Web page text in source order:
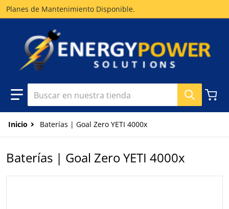
Planes de Mantenimiento Disponible.
Buscar en nuestra tienda
Inicio Baterías | Goal Zero YETI 4000x
Baterías | Goal Zero YETI 4000x